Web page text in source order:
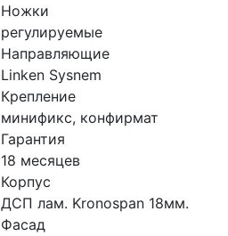
Ножки
регулируемые
Направляющие
Linken Sysnem
Крепление
минификс, конфирмат
Гарантия
18 месяцев
Корпус
ДСП лам. Kronospan 18мм.
Фасад